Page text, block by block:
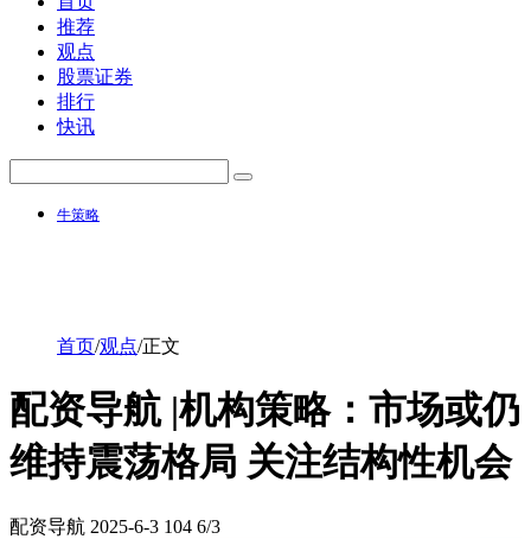
推荐
观点
股票证券
排行
快讯
牛策略
首页/观点/正文
配资导航 |机构策略：市场或仍
维持震荡格局 关注结构性机会
配资导航 2025-6-3 104 6/3